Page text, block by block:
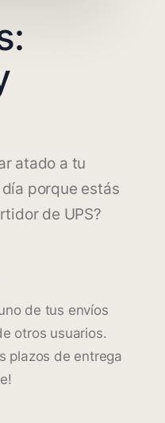
atado a tu
porque estás
de UPS?
de tus envíos
otros usuarios.
plazos de entrega